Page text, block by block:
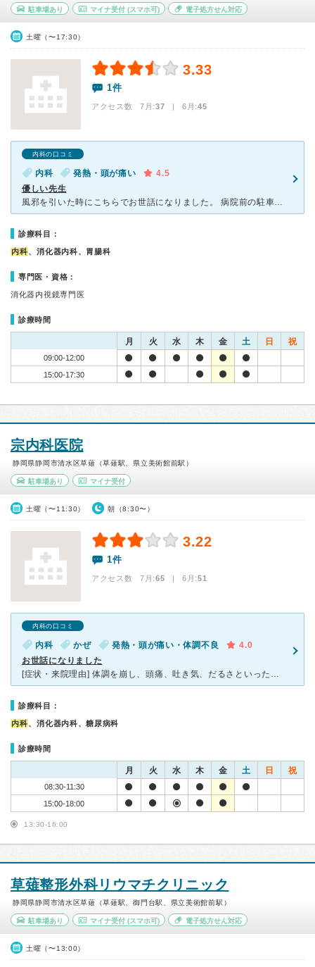
駐車場あり マイナ受付(スマホ可) 電子処方せん対応
土曜（〜17:30）
3.33
1件
アクセス数 7月:37 | 6月:45
内科の口コミ
内科 発熱・頭が痛い
4.5
優しい先生
風邪を引いた時にこちらでお世話になりました。 病院前の駐車場は２台くらいしか止められませんが、少し行くと大きめは駐車場があるので車で行くのも便利でした。 待合室は結構狭いです。ですが受付の方はすご
診療科目：
内科、消化器内科、胃腸科
専門医・資格：
消化器内視鏡専門医
診療時間
月 火 水 木 金 土 日 祝
09:00-12:00
15:00-17:30
宗内科医院
静岡県静岡市清水区草薙（草薙駅、県立美術館前駅）
駐車場あり マイナ受付
土曜（〜11:30） 朝（8:30〜）
3.22
1件
アクセス数 7月:65 | 6月:51
内科の口コミ
内科 かぜ 発熱・頭が痛い・体調不良
4.0
お世話になりました
[症状・来院理由] 体調を崩し、頭痛、吐き気、だるさといった症状が出始めました。 大学に行くのが困難な体調だったため、ネットで検索し、近くにあったこちらの病院に来院しました。 [医師の診断・治療
診療科目：
内科、消化器内科、糖尿病科
診療時間
月 火 水 木 金 土 日 祝
08:30-11:30
15:00-18:00
13:30-16:00
草薙整形外科リウマチクリニック
静岡県静岡市清水区草薙（草薙駅、御門台駅、県立美術館前駅）
駐車場あり マイナ受付(スマホ可) 電子処方せん対応
土曜（〜13:00）